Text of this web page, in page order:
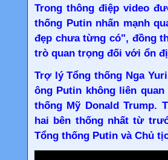
Trong thông điệp video
thống Putin nhấn mạnh
đẹp chưa từng có", đồng
trò quan trọng đối với ổn
Trợ lý Tổng thống Nga
ông Putin không liên
thống Mỹ Donald Trump.
hai bên thống nhất từ
Tổng thống Putin và Chủ